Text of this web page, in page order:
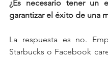
¿Es necesario tener un
garantizar el éxito de una
La respuesta es no.
Starbucks o Facebook